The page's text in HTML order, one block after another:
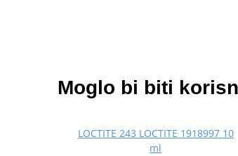
Moglo bi biti
LOCTITE 243 LOCTITE 1918997 10
ml